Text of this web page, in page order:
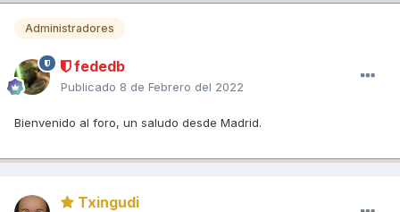
Administradores
fededb
Publicado 8 de Febrero del 2022
Bienvenido al foro, un saludo desde Madrid.
Txingudi